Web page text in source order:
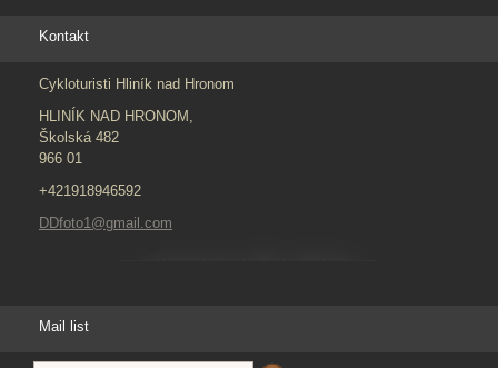
Kontakt
Cykloturisti Hliník nad Hronom
HLINÍK NAD HRONOM,
Školská 482
966 01
+421918946592
DDfoto1@gmail.com
Mail list